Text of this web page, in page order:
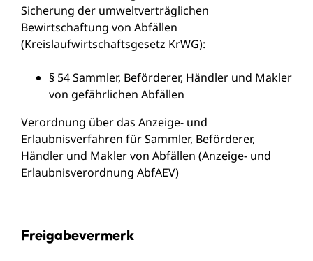
Sicherung der umweltverträglichen
Bewirtschaftung von Abfällen
(Kreislaufwirtschaftsgesetz KrWG):
§ 54 Sammler, Beförderer, Händler und Makler
von gefährlichen Abfällen
Verordnung über das Anzeige- und
Erlaubnisverfahren für Sammler, Beförderer,
Händler und Makler von Abfällen (Anzeige- und
Erlaubnisverordnung AbfAEV)
Freigabevermerk